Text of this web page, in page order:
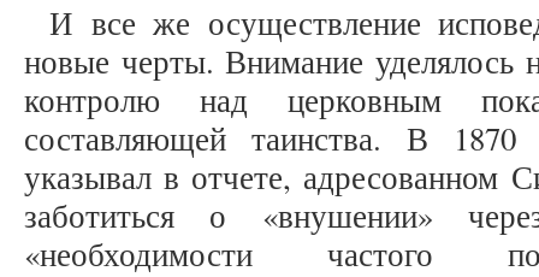
И все же осуществление
новые черты. Внимание уделялось
контролю над церковным
составляющей таинства. В 1870
указывал в отчете, адресованном
заботиться о «внушении»
«необходимости частого